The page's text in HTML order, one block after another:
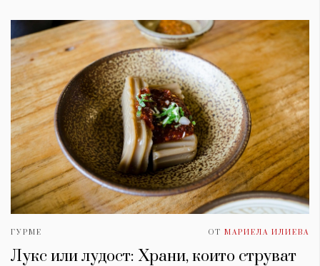
ГУРМЕ ОТ МАРИЕЛА ИЛИЕВА
Лукс или лудост: Храни, които струват